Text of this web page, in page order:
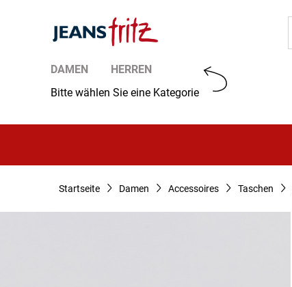
DAMEN
HERREN
Bitte wählen Sie eine Kategorie
Startseite Damen Accessoires Taschen